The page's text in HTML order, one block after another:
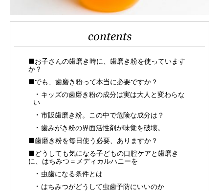
contents
■お子さんの歯磨き時に、歯磨き粉を使っています
か？
■でも、歯磨き粉って本当に必要ですか？
キッズの歯磨き粉の成分は実は大人と変わらな
い
市販歯磨き粉。この中で危険な成分は？
歯みがき粉の界面活性剤が味覚を破壊。
■歯磨き粉を毎日使う必要、ありますか？
■どうしても気になる子どもの口腔ケアと歯磨き
に、はちみつ＝メディカルハニーを
虫歯になる条件とは
はちみつがどうして虫歯予防にいいのか